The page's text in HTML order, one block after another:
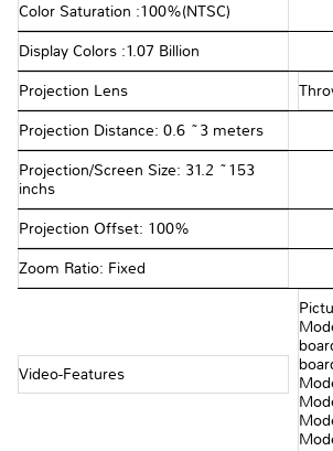
Color Saturation :100%(NTSC)
Display Colors :1.07 Billion
Projection Lens
Projection Distance: 0.6 ~3 meters
Projection/Screen Size: 31.2 ~153
inchs
Projection Offset: 100%
Zoom Ratio: Fixed
Video-Features